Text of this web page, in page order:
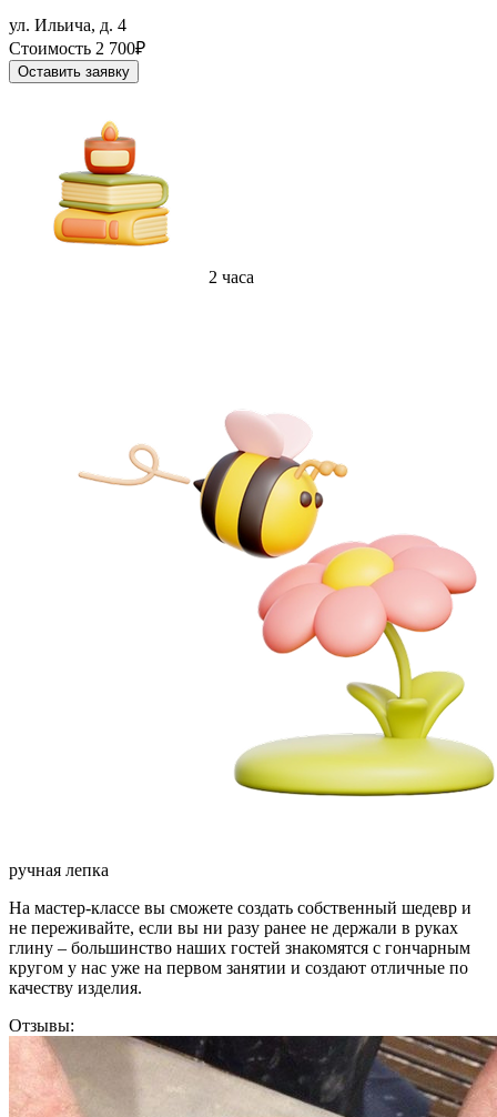
ул. Ильича, д. 4
Стоимость 2 700₽
Оставить заявку
2 часа
ручная лепка
На мастер-классе вы сможете создать собственный шедевр и
не переживайте, если вы ни разу ранее не держали в руках
глину – большинство наших гостей знакомятся с гончарным
кругом у нас уже на первом занятии и создают отличные по
качеству изделия.
Отзывы: